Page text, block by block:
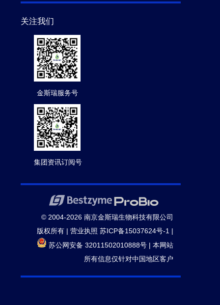
关注我们
金斯瑞服务号
集团资讯订阅号
© 2004-2026 南京金斯瑞生物科技有限公司
版权所有 | 营业执照 苏ICP备15037624号-1 |
苏公网安备 32011502010888号 | 本网站
所有信息仅针对中国地区客户